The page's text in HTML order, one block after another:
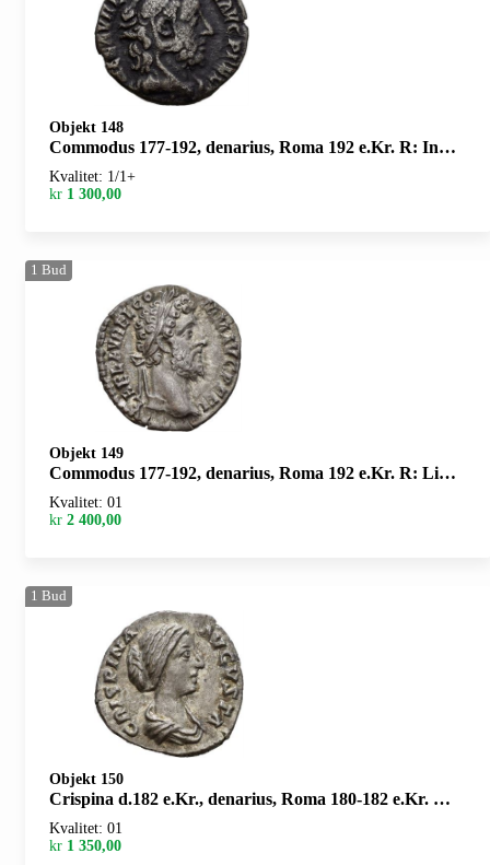
Objekt 148
Commodus 177-192, denarius, Roma 192 e.Kr. R: Innskrift innenfor laurbærkrans
Kvalitet: 1/1+
kr 1 300,00
1 Bud
Objekt 149
Commodus 177-192, denarius, Roma 192 e.Kr. R: Libertas stående mot venstre
Kvalitet: 01
kr 2 400,00
1 Bud
Objekt 150
Crispina d.182 e.Kr., denarius, Roma 180-182 e.Kr. R: Ceres stående mot venstre
Kvalitet: 01
kr 1 350,00